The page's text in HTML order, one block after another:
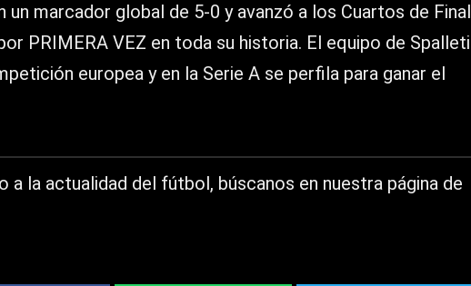
un marcador global de 5-0 y avanzó a los Cuartos de Final
PRIMERA VEZ en toda su historia. El equipo de Spalleti
europea y en la Serie A se perfila para ganar el
a la actualidad del fútbol, búscanos en nuestra página de